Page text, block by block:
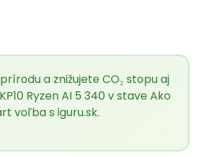
a znižujete CO₂ stopu aj
Ryzen AI 5 340 v stave Ako
voľba s iguru.sk.